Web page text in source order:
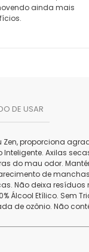
ainda mais
DE USAR
Zen, proporciona
Axilas
do mau odor.
de
Não deixa resíduos
Álcool Etílico. Sem
de ozônio. Não